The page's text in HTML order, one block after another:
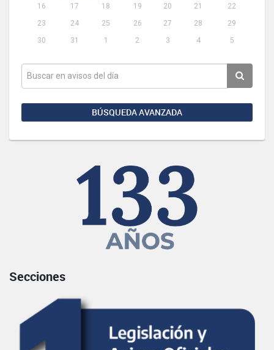
16
17 18 19 20 21
22
23
24 25 26 27 28
29
30
31 1 2 3 4 5
BÚSQUEDA AVANZADA
Secciones